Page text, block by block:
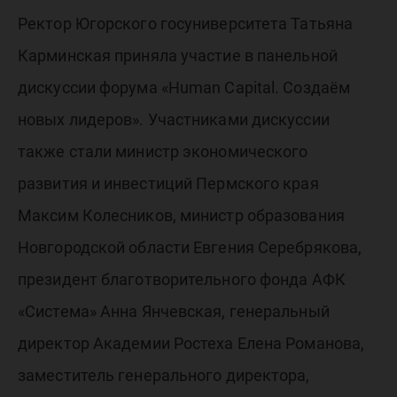
Ректор Югорского госуниверситета Татьяна
Карминская приняла участие в панельной
дискуссии форума «Human Capital. Создаём
новых лидеров». Участниками дискуссии
также стали министр экономического
развития и инвестиций Пермского края
Максим Колесников, министр образования
Новгородской области Евгения Серебрякова,
президент благотворительного фонда АФК
«Система» Анна Янчевская, генеральный
директор Академии Ростеха Елена Романова,
заместитель генерального директора,